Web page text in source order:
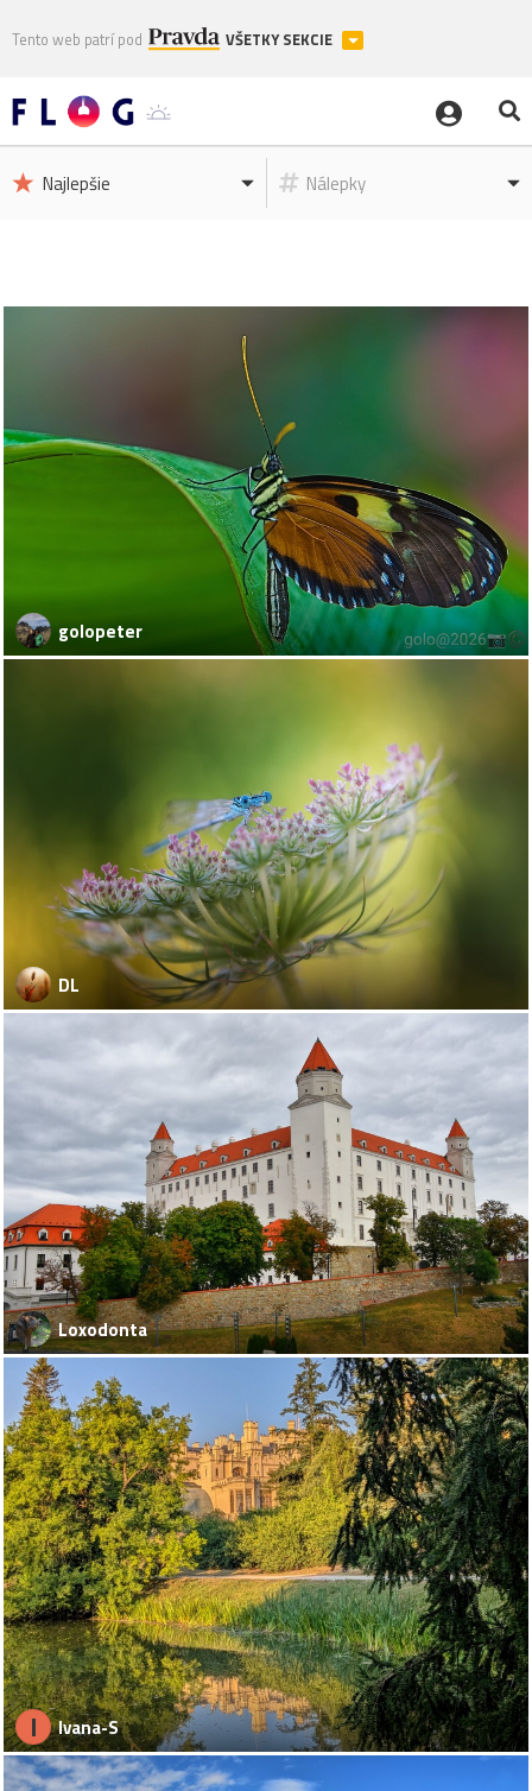
Tento web patrí pod VŠETKY SEKCIE
Najlepšie Nálepky
golopeter
DL
Loxodonta
I Ivana-S